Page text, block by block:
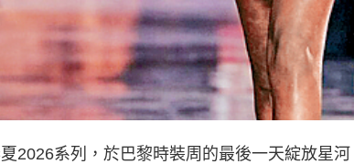
系列，於巴黎時裝周的最後一天綻放星河